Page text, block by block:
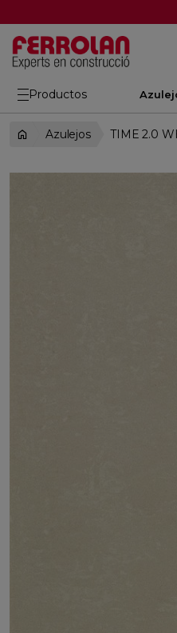
Productos
Azulejos TIME 2.0